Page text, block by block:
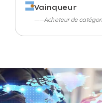
Vainqueur
——Acheteur de